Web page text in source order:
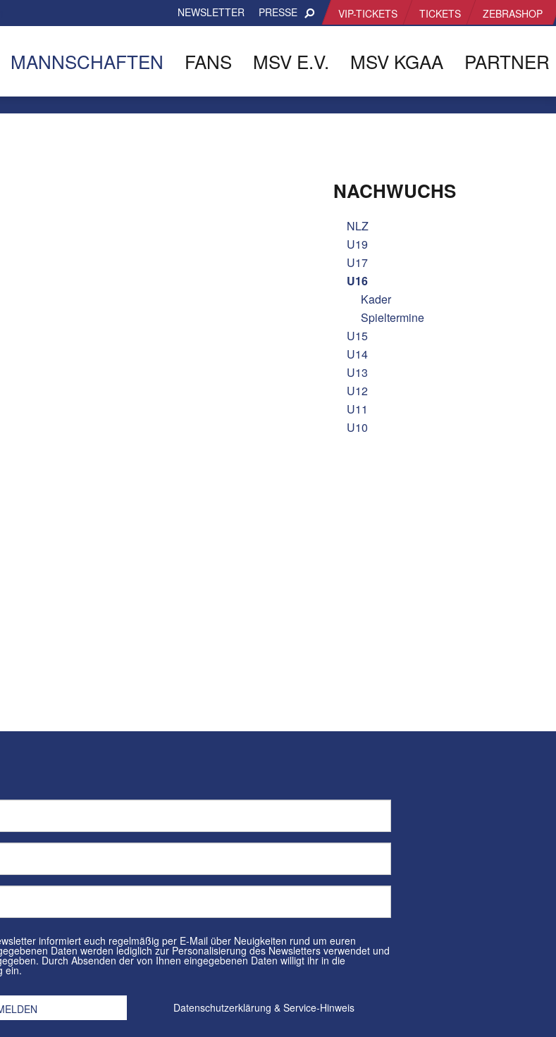
VIP-TICKETS TICKETS ZEBRASHOP
NEWSLETTER PRESSE
MANNSCHAFTEN FANS MSV E.V. MSV KGAA PARTNER
NACHWUCHS
NLZ
U19
U17
U16
Kader
Spieltermine
U15
U14
U13
U12
U11
U10
per E-Mail über Neuigkeiten rund um euren
zur Personalisierung des Newsletters verwendet und
der von Ihnen eingegebenen Daten willigt ihr in die
ein.
Datenschutzerklärung & Service-Hinweis